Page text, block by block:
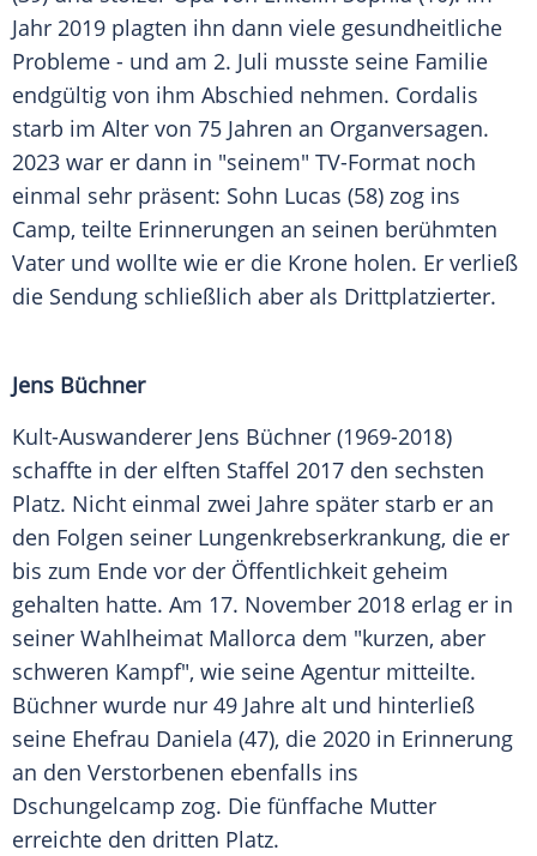
Jahr 2019 plagten ihn dann viele gesundheitliche
Probleme - und am 2. Juli musste seine Familie
endgültig von ihm Abschied nehmen. Cordalis
starb im Alter von 75 Jahren an Organversagen.
2023 war er dann in "seinem" TV-Format noch
einmal sehr präsent: Sohn Lucas (58) zog ins
Camp, teilte Erinnerungen an seinen berühmten
Vater und wollte wie er die Krone holen. Er verließ
die Sendung schließlich aber als Drittplatzierter.
Jens Büchner
Kult-Auswanderer Jens Büchner (1969-2018)
schaffte in der elften Staffel 2017 den sechsten
Platz. Nicht einmal zwei Jahre später starb er an
den Folgen seiner Lungenkrebserkrankung, die er
bis zum Ende vor der Öffentlichkeit geheim
gehalten hatte. Am 17. November 2018 erlag er in
seiner Wahlheimat Mallorca dem "kurzen, aber
schweren Kampf", wie seine Agentur mitteilte.
Büchner wurde nur 49 Jahre alt und hinterließ
seine Ehefrau Daniela (47), die 2020 in Erinnerung
an den Verstorbenen ebenfalls ins
Dschungelcamp zog. Die fünffache Mutter
erreichte den dritten Platz.